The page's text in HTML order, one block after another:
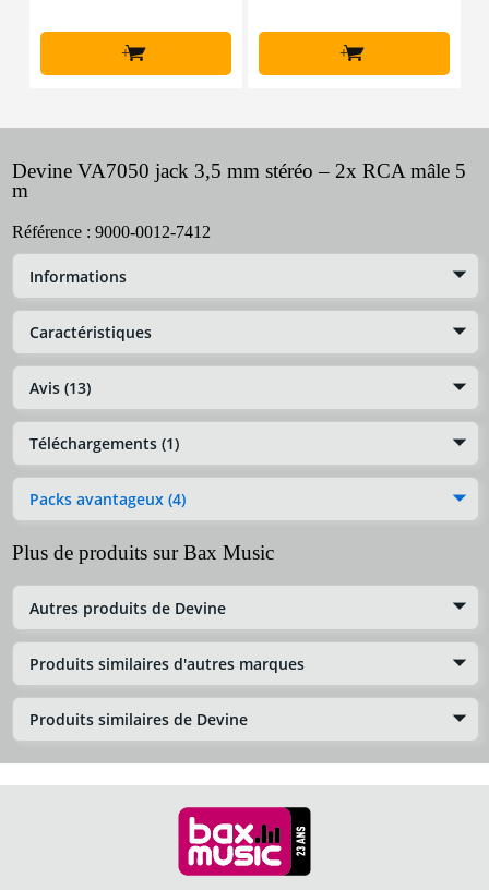
+ +
Devine VA7050 jack 3,5 mm stéréo – 2x RCA mâle 5
m
Référence : 9000-0012-7412
Informations
Caractéristiques
Avis (13)
Téléchargements (1)
Packs avantageux (4)
Plus de produits sur Bax Music
Autres produits de Devine
Produits similaires d'autres marques
Produits similaires de Devine